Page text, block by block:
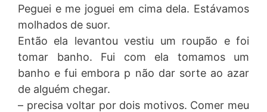
Peguei e me joguei em cima dela. Estávamos
molhados de suor.
Então ela levantou vestiu um roupão e foi
tomar banho. Fui com ela tomamos um
banho e fui embora p não dar sorte ao azar
de alguém chegar.
– precisa voltar por dois motivos. Comer meu